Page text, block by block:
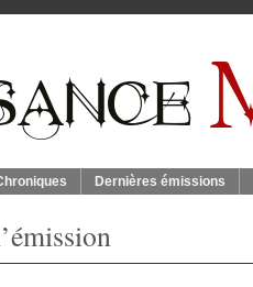
Dernières émissions